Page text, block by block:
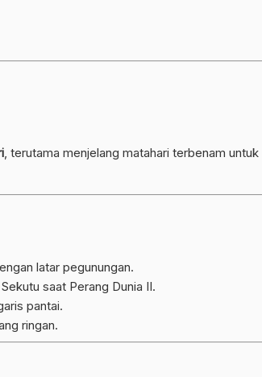
, terutama menjelang matahari terbenam untuk
latar pegunungan.
saat Perang Dunia II.
pantai.
ringan.